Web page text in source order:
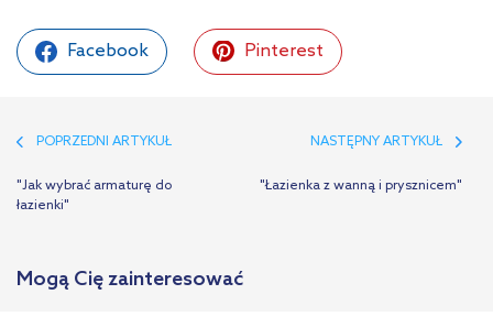
Facebook Pinterest
POPRZEDNI ARTYKUŁ
"Jak wybrać armaturę do
łazienki"
NASTĘPNY ARTYKUŁ
"Łazienka z wanną i prysznicem"
Mogą Cię zainteresować